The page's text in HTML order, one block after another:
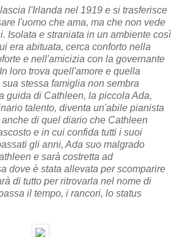
l'Irlanda nel 1919 e si trasferisce
l'uomo che ama, ma che non vede
Isolata e straniata in un ambiente così
era abituata, cerca conforto nella
e nell'amicizia con la governante
loro trova quell'amore e quella
stessa famiglia non sembra
guida di Cathleen, la piccola Ada,
talento, diventa un'abile pianista
di quel diario che Cathleen
e in cui confida tutti i suoi
gli anni, Ada suo malgrado
e sarà costretta ad
dove è stata allevata per scomparire
di tutto per ritrovarla nel nome di
il tempo, i rancori, lo status